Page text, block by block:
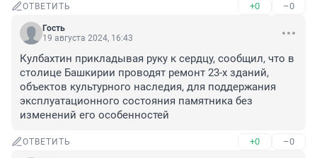
ОТВЕТИТЬ +0 –0
Гость
19 августа 2024, 16:43
Кулбахтин прикладывая руку к сердцу, сообщил, что в
столице Башкирии проводят ремонт 23-х зданий,
объектов культурного наследия, для поддержания
эксплуатационного состояния памятника без
изменений его особенностей
ОТВЕТИТЬ +0 –0